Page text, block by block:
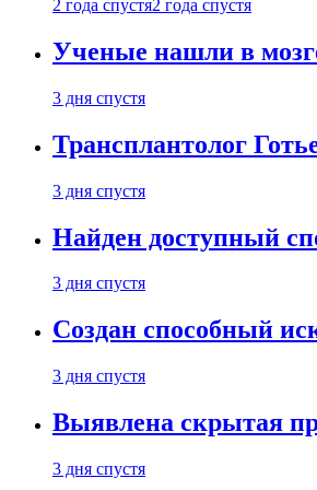
2 года спустя2 года спустя
Ученые нашли в
3 дня спустя
Трансплантолог
3 дня спустя
Найден доступный
3 дня спустя
Создан способный
3 дня спустя
Выявлена скрытая
3 дня спустя